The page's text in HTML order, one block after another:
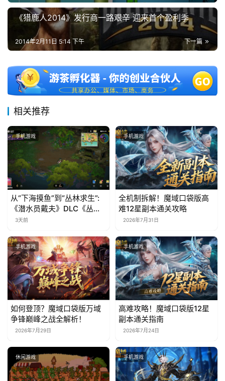
《猎鹿人2014》发行商一路艰辛 迎来首个盈利季
下一篇
2014年2月11日 5:14 下午
相关推荐
手机游戏
从“下海摸鱼”到“丛林求生”:
《潜水员戴夫》DLC《丛
林》移动端定档8月14日
3天前
手机游戏
全机制拆解！魔域口袋版高
难12星副本通关攻略
2026年7月31日
手机游戏
如何登顶？魔域口袋版万域
争锋巅峰之战全解析！
2026年7月29日
手机游戏
高难攻略！魔域口袋版12星
副本通关指南
2026年7月24日
休闲游戏 手机游戏